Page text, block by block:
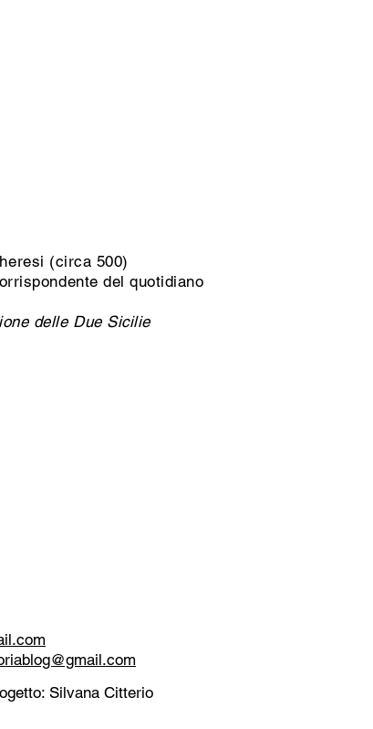
(circa 500)
del quotidiano
delle Due Sicilie
Silvana Citterio